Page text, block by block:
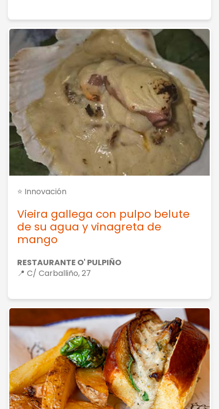
⭐ Innovación
Vieira gallega con pulpo belute
de su agua y vinagreta de
mango
RESTAURANTE O' PULPIÑO
📍 C/ Carballiño, 27